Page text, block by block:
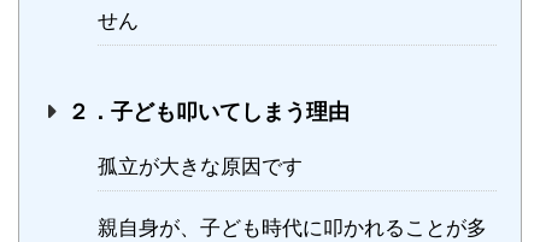
せん
２．子ども叩いてしまう理由
孤立が大きな原因です
親自身が、子ども時代に叩かれることが多